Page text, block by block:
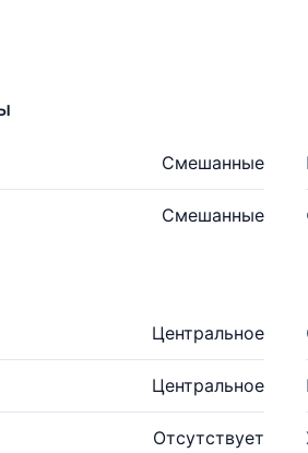
Смешанные
Смешанные
Центральное
Центральное
Отсутствует